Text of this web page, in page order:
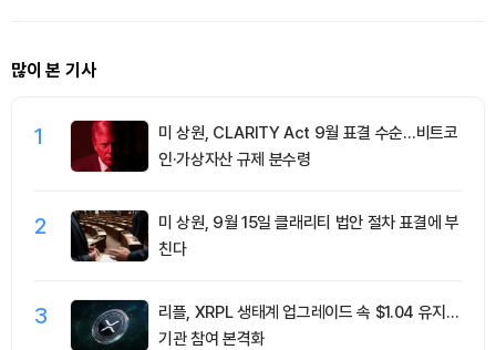
많이 본 기사
1
미 상원, CLARITY Act 9월 표결 수순…비트코
인·가상자산 규제 분수령
2
미 상원, 9월 15일 클래리티 법안 절차 표결에 부
친다
3
리플, XRPL 생태계 업그레이드 속 $1.04 유지…
기관 참여 본격화